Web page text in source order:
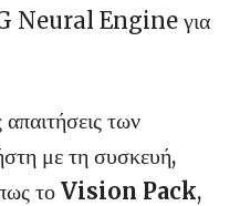
LG Neural Engine για
των
με τη συσκευή,
το Vision Pack,